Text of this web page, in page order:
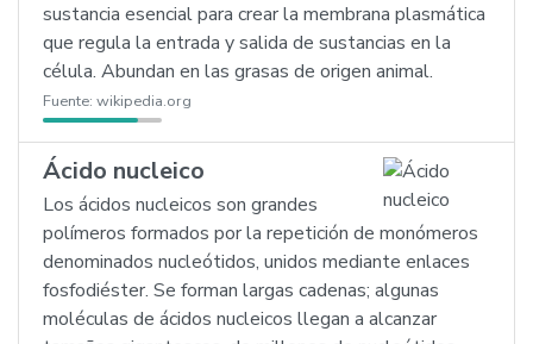
sustancia esencial para crear la membrana plasmática
que regula la entrada y salida de sustancias en la
célula. Abundan en las grasas de origen animal.
Fuente: wikipedia.org
Ácido nucleico
Los ácidos nucleicos son grandes
polímeros formados por la repetición de monómeros
denominados nucleótidos, unidos mediante enlaces
fosfodiéster. Se forman largas cadenas; algunas
moléculas de ácidos nucleicos llegan a alcanzar